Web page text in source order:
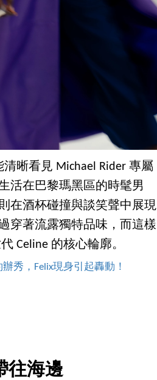
晰看見 Michael Rider 專屬
活在巴黎瑪黑區的時髦男
在酒杯碰撞與談笑聲中展現
穿著流露獨特品味，而這樣
Celine 的核心輪廓。
秀，Felix現身引起轟動！
往海邊